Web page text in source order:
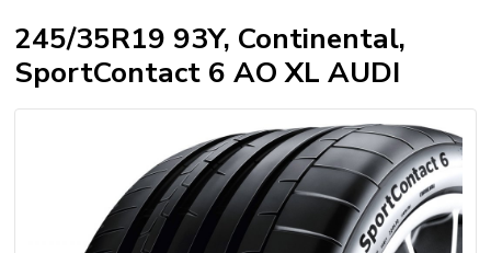
245/35R19 93Y, Continental,
SportContact 6 AO XL AUDI